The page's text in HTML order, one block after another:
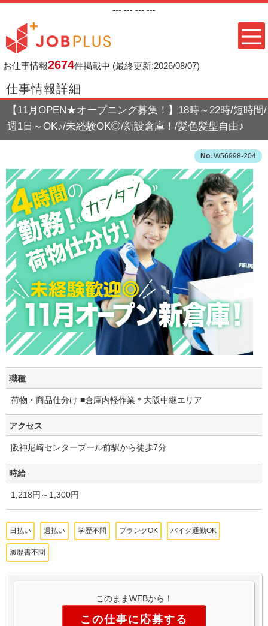
--- --- --- ---
お仕事情報2674件掲載中 (最終更新:2026/08/07)
仕事情報詳細
【11月OPEN★オープニング募集！】18時～22時/短時間/
週1日～OK♪/未経験OK◎/新設倉庫！/髪色髪型自由♪
W56998-204
職種
荷物・商品仕分け ■倉庫内軽作業＊大阪中継エリア
アクセス
阪神尼崎センタープール前駅から徒歩7分
時給
1,218円～1,300円
日払い 週払い 学歴不問 ブランクOK バイク通勤OK
履歴書不問
このままWEBから！
この仕事に応募する